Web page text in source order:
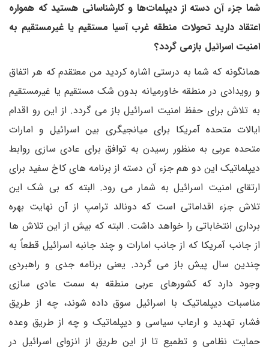
شما جزء آن دسته از دیپلمات‌ها و کارشناسانی هستید که همواره
اعتقاد دارید تحولات منطقه غرب آسیا مستقیم یا غیرمستقیم به
امنیت اسرائیل بازمی گردد؟
همانگونه که شما به درستی اشاره کردید من معتقدم که هر اتفاق
و رویدادی در منطقه خاورمیانه بدون شک مستقیم یا غیرمستقیم
به تلاش برای حفظ امنیت اسرائیل باز می گردد. از این رو اقدام
ایالات متحده آمریکا برای میانجیگری بین اسرائیل و امارات
متحده عربی به منظور رسیدن به توافق برای عادی سازی روابط
دیپلماتیک این دو هم جزء آن دسته از برنامه های کاخ سفید برای
ارتقای امنیت اسرائیل به شمار می رود. البته که بی شک این
تلاش جزء اقداماتی است که دونالد ترامپ از آن نهایت بهره
برداری انتخاباتی را خواهد داشت. البته که بیش از این تلاش ها
از جانب آمریکا که از جانب امارات و چند جانبه اسرائیل قطعاً به
چندین سال پیش باز می گردد. یعنی برنامه جدی و راهبردی
وجود دارد که کشورهای عربی منطقه به سمت عادی سازی
مناسبات دیپلماتیک با اسرائیل سوق داده شوند، چه از طریق
فشار، تهدید و ارعاب سیاسی و دیپلماتیک و چه از طریق وعده
حمایت نظامی و تطمیع تا از این طریق از انزوای اسرائیل در